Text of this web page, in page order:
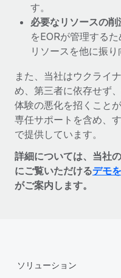
す。
必要なリソースの削
をEORが管理する
リソースを他に振り
また、当社はウクライ
め、第三者に依存せず
体験の悪化を招くこと
専任サポートを含め、
で提供しています。
詳細については、当社
にご覧いただけるデモ
がご案内します。
ソリューション